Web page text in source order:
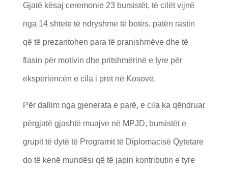
Gjatë kësaj ceremonie 23 bursistët, të cilët vijnë
nga 14 shtete të ndryshme të botës, patën rastin
që të prezantohen para të pranishmëve dhe të
flasin për motivin dhe pritshmërinë e tyre për
eksperiencën e cila i pret në Kosovë.
Për dallim nga gjenerata e parë, e cila ka qëndruar
përgjatë gjashtë muajve në MPJD, bursistët e
grupit të dytë të Programit të Diplomacisë Qytetare
do të kenë mundësi që të japin kontributin e tyre